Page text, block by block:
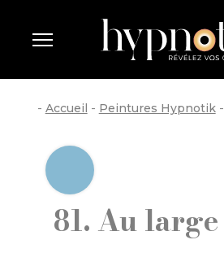
- Accueil - Peintures Hypnotik-
81. Au large